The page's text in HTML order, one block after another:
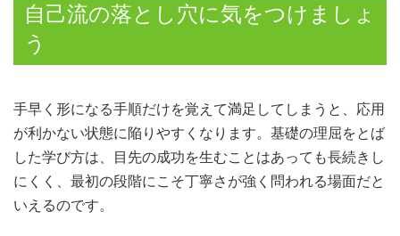
自己流の落とし穴に気をつけましょ
う
手早く形になる手順だけを覚えて満足してしまうと、応用
が利かない状態に陥りやすくなります。 基礎の理屈をとば
した学び方は、目先の成功を生むことはあっても長続きし
にくく、最初の段階にこそ丁寧さが強く問われる場面だと
いえるのです。